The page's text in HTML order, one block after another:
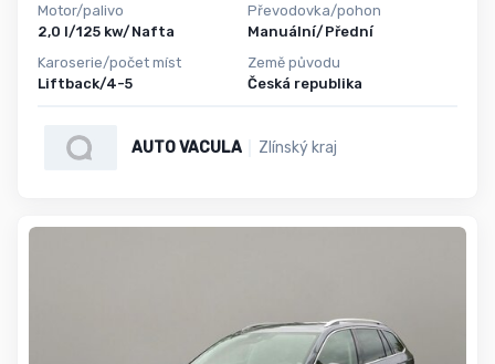
Motor/palivo
2,0 l/125 kw/Nafta
Karoserie/počet míst
Liftback/4-5
Převodovka/pohon
Manuální/Přední
Země původu
Česká republika
AUTO VACULA Zlínský kraj